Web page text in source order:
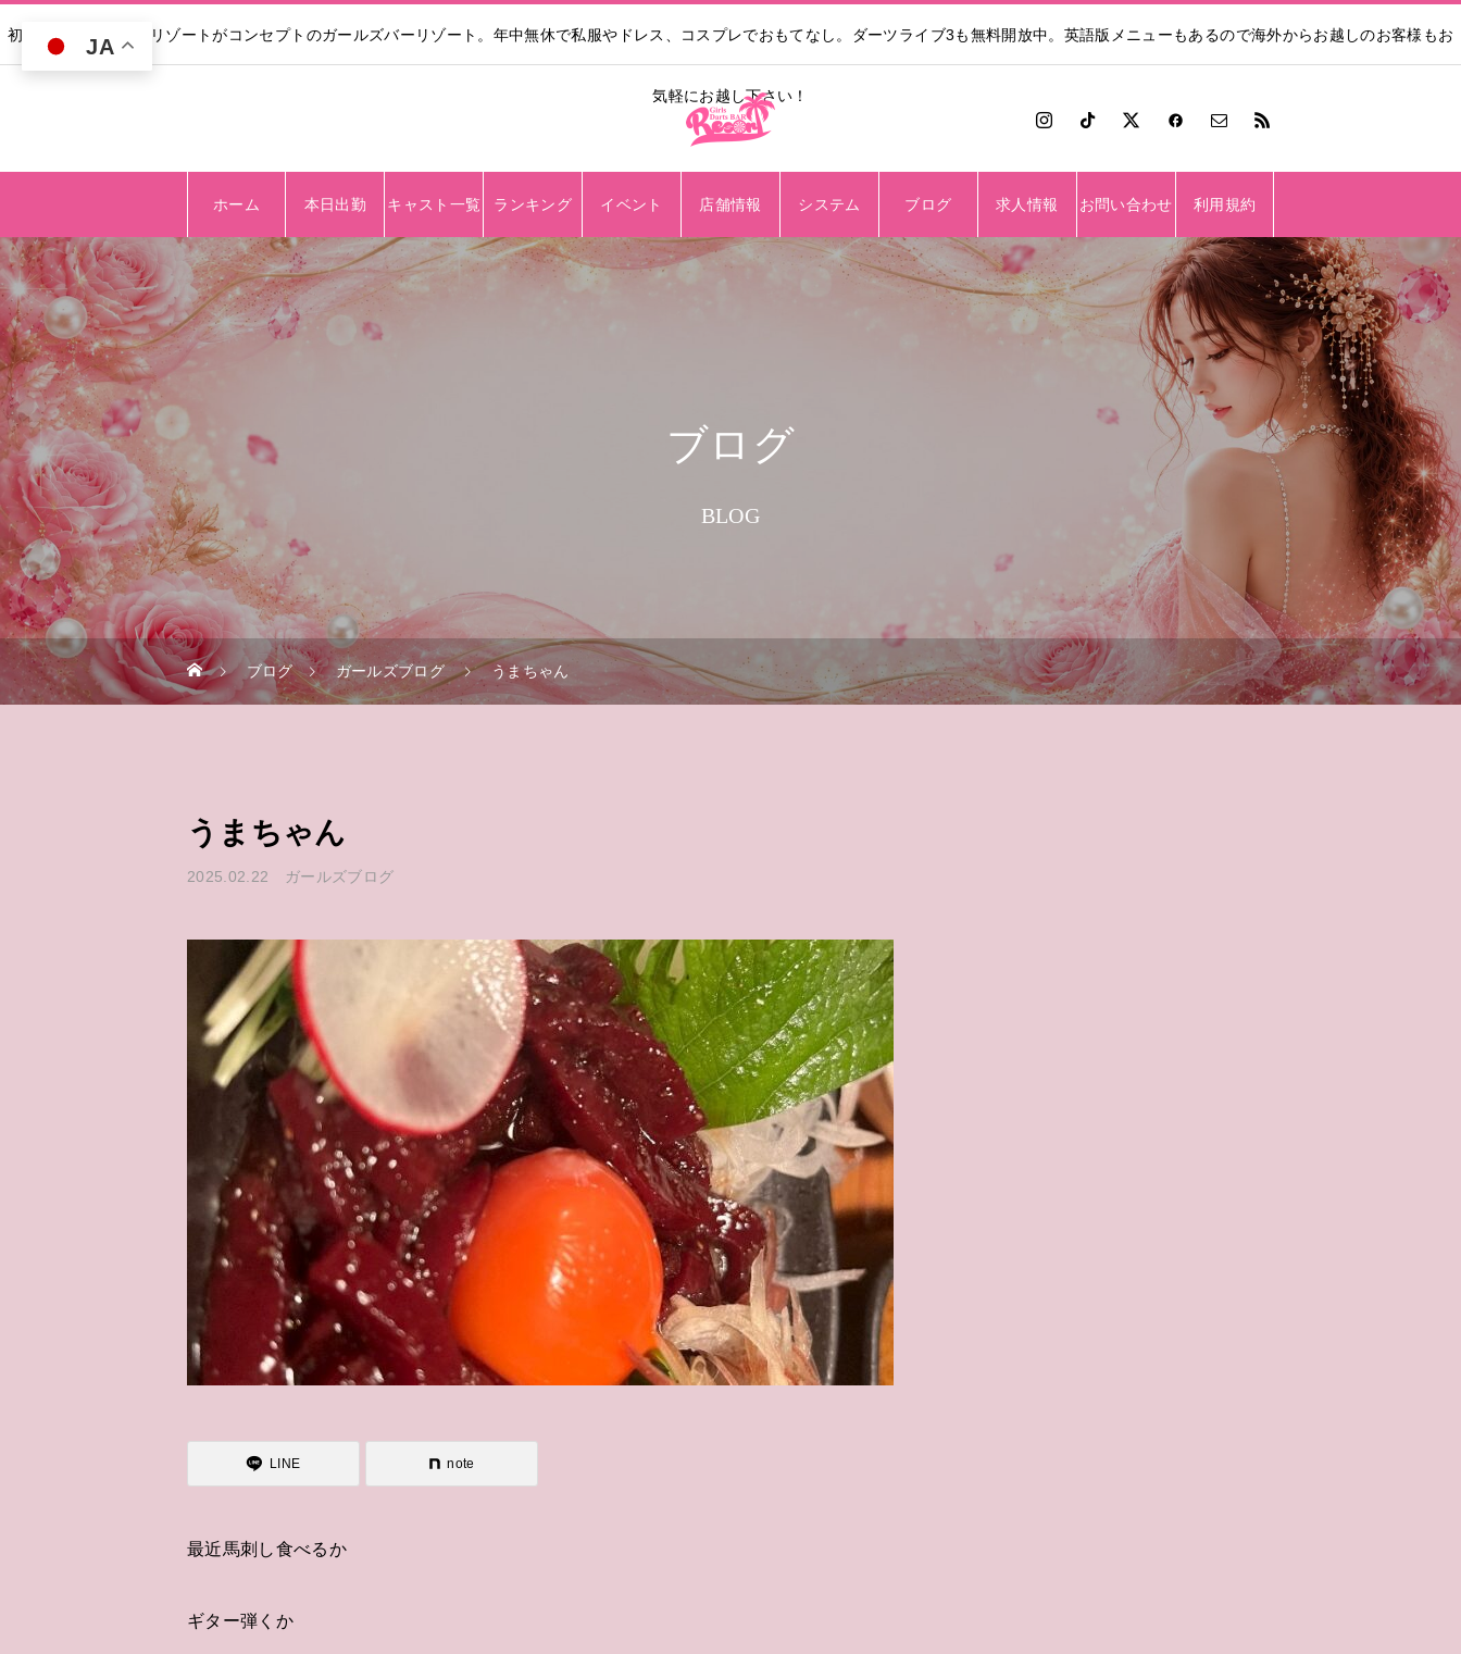
初回30分無料｜高級リゾートがコンセプトのガールズバーリゾート。年中無休で私服やドレス、コスプレでおもてなし。ダーツライブ3も無料開放中。英語版メニューもあるので海外からお越しのお客様もお
気軽にお越し下さい！
ホーム 本日出勤 キャスト一覧 ランキング イベント 店舗情報 システム ブログ 求人情報 お問い合わせ 利用規約
ブログ
BLOG
ブログ ガールズブログ うまちゃん
うまちゃん
2025.02.22 ガールズブログ
LINE note
最近馬刺し食べるか
ギター弾くか
JA